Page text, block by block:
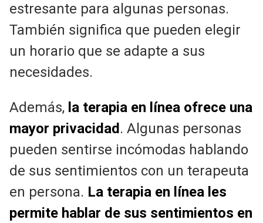
estresante para algunas personas.
También significa que pueden elegir
un horario que se adapte a sus
necesidades.
Además, la terapia en línea ofrece una
mayor privacidad . Algunas personas
pueden sentirse incómodas hablando
de sus sentimientos con un terapeuta
en persona. La terapia en línea les
permite hablar de sus sentimientos en